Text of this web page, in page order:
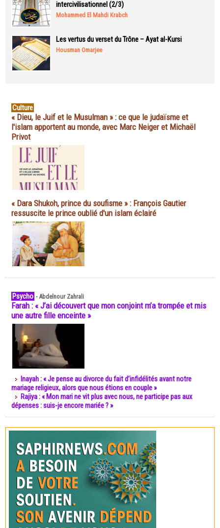
intercivilisationnel (2/3)
Mohammed El Mahdi Krabch
Les vertus du verset du Trône – Ayat al-Kursi
Housman Omarjee
Culture
« Dieu, le Juif et le Musulman » : ce que le judaïsme et
l'islam apportent au monde, avec Marc Neiger et Michaël
Privot
« Dara Shukoh, prince du soufisme » : François Gautier
ressuscite le prince oublié d'un islam éclairé
Psycho -Abdelnour Zahrali
Farah : « J’ai découvert que mon conjoint m’a trompée et mis
une autre fille enceinte »
Inayah : « Je pense au divorce du fait d’infidélités avant notre
mariage religieux, alors que nous étions en couple »
Rajiya : « Mon mari ne vit plus avec nous, ne participe pas aux
dépenses : suis-je encore mariée ? »